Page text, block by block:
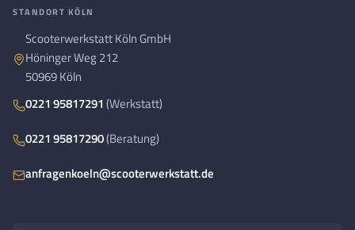
STANDORT KÖLN
Scooterwerkstatt Köln GmbH
Höninger Weg 212
50969 Köln
0221 95817291 (Werkstatt)
0221 95817290(Beratung)
anfragenkoeln@scooterwerkstatt.de